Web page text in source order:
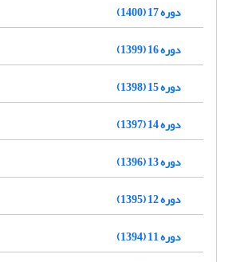
دوره 17 (1400)
دوره 16 (1399)
دوره 15 (1398)
دوره 14 (1397)
دوره 13 (1396)
دوره 12 (1395)
دوره 11 (1394)